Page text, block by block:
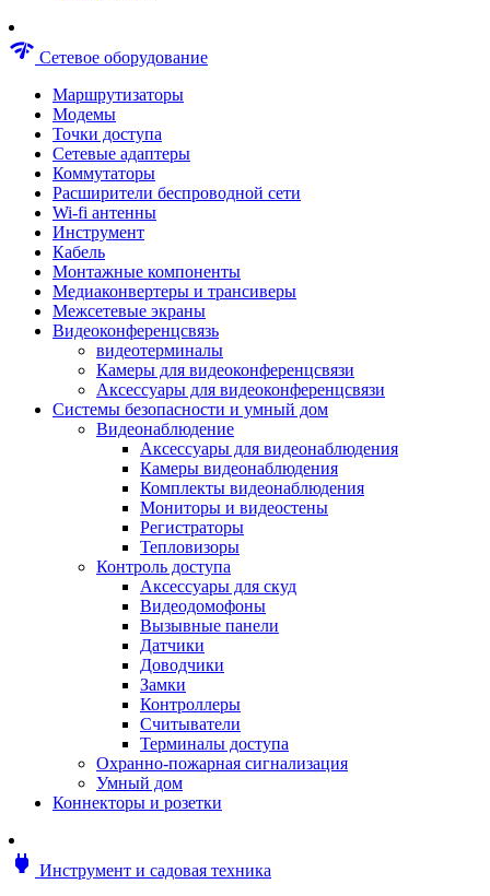
Пылесосы строительные
Степлеры строительные
Пистолеты клеевые
Наборы бит и сверел
Инструмент многофункциональный
Круги, диски, фрезы
Аксессуары для электро и
пневмоинструмента
Аккумуляторы для инструмента
Зарядные устройства для аккумуляторов
Миксеры строительные
Молотки отбойные
Паяльное оборудование
Садовая техника
Минимойки
Аксессуары для минимоек
Газонокосилки и триммеры
Газонокосилки
Культиваторы и мотоблоки
Аэраторы и скарификаторы
Мотоблоки
Генераторы
Снегоуборщики
Воздуходувки
Цепные и бензопилы
Оснастка к садовой технике
Садовые насосы
Поливочное оборудование
Садовые измельчители
Гидроаккумуляторы
Аксессуары для садовых инструментов
network_check Сетевое оборудование
Маршрутизаторы
Модемы
Точки доступа
Сетевые адаптеры
Коммутаторы
Расширители беспроводной сети
Wi-fi антенны
Инструмент
Кабель
Монтажные компоненты
Медиаконвертеры и трансиверы
Межсетевые экраны
Видеоконференцсвязь
видеотерминалы
Камеры для видеоконференцсвязи
Аксессуары для видеоконференцсвязи
Системы безопасности и умный дом
Видеонаблюдение
Аксессуары для видеонаблюдения
Камеры видеонаблюдения
Комплекты видеонаблюдения
Мониторы и видеостены
Регистраторы
Тепловизоры
Контроль доступа
Аксессуары для скуд
Видеодомофоны
Вызывные панели
Датчики
Доводчики
Замки
Контроллеры
Считыватели
Терминалы доступа
Охранно-пожарная сигнализация
Умный дом
Коннекторы и розетки
power Инструмент и садовая техника